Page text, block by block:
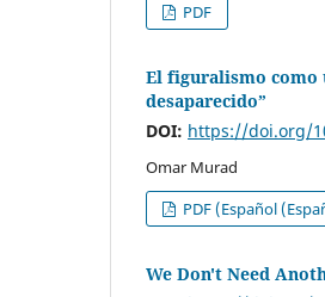
PDF
El figuralismo como
desaparecido”
DOI: https://doi.org/
Omar Murad
PDF (Español
We Don't Need